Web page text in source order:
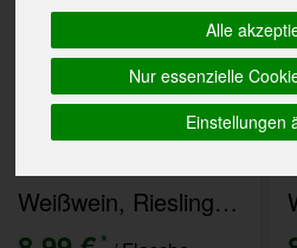
Alle
Nur essenzielle
Einstellungen
Weißwein, Riesling QW Rheinhessen
*